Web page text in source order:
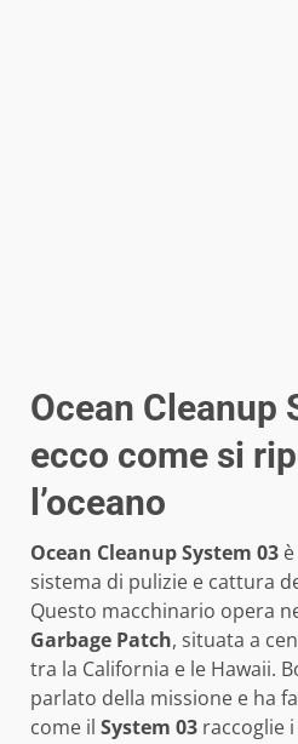
Ocean Cleanup
ecco come si
l’oceano
Ocean Cleanup System 03
sistema di pulizie e cattura
Questo macchinario opera
Garbage Patch, situata a
tra la California e le Hawaii.
parlato della missione e ha
come il System 03 raccoglie